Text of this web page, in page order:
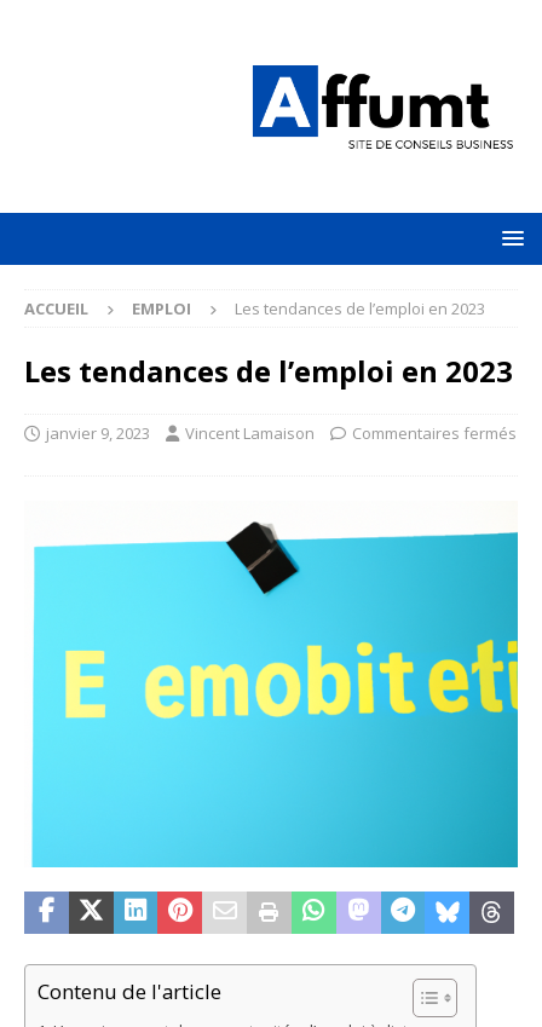
ACCUEIL EMPLOI Les tendances de l’emploi en 2023
Les tendances de l’emploi en 2023
janvier 9, 2023 Vincent Lamaison Commentaires fermés
Contenu de l'article